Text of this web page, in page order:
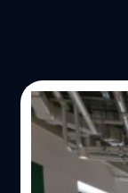
18/03/2021
True5G
นวัตกรรม